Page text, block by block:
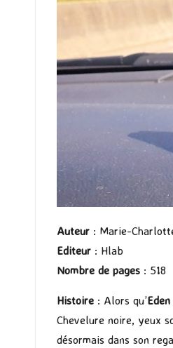
Auteur : Marie-
Editeur : Hlab
Nombre de pages : 518
Histoire : Alors qu’Eden
Chevelure noire, yeux
désormais dans son